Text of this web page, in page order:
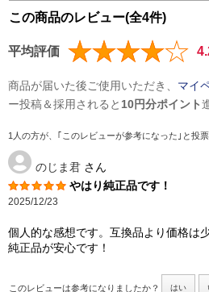
この商品のレビュー(全4件)
平均評価
商品が届いた後ご使用いただき、 マイ
ー投稿＆採用されると 10円分ポイント
1人の方が、｢このレビューが参考になった｣と投票
のじま君 さん
やはり純正品です！
2025/12/23
個人的な感想です。互換品より価格は
純正品が安心です！
このレビューは参考になりましたか？ はい